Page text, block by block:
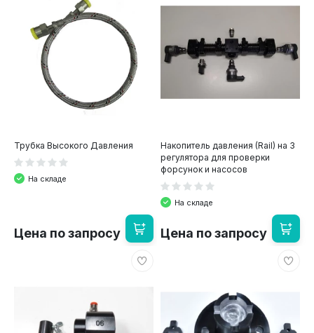
Трубка Высокого Давления
На складе
Цена по запросу
Накопитель давления (Rail) на 3
регулятора для проверки
форсунок и насосов
На складе
Цена по запросу